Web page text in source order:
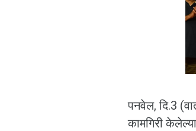
पनवेल, दि.3
कामगिरी